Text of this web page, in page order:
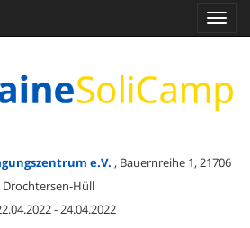
e.V. , Bauernreihe 1, 21706
Drochtersen-Hüll
- 24.04.2022